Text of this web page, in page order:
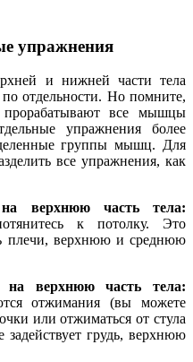
упражнения
и нижней части тела
отдельности. Но помните,
все мышцы
упражнения более
группы мышц. Для
все упражнения, как
верхнюю часть тела:
к потолку. Это
плечи, верхнюю и среднюю
на верхнюю часть тела:
отжимания (вы можете
или отжиматься от стула
грудь, верхнюю